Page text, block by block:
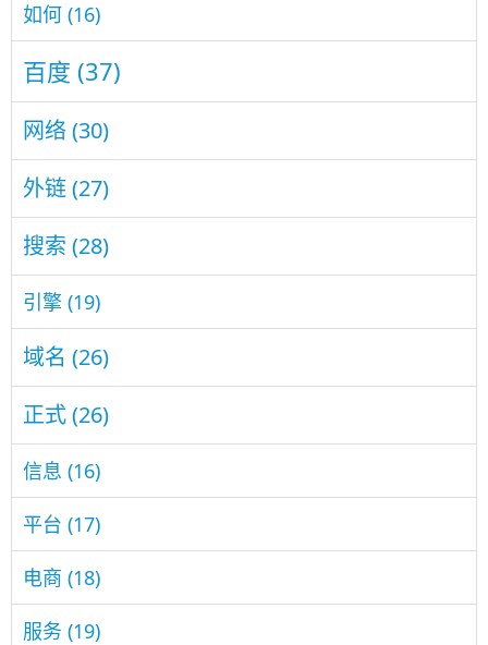
如何 (16)
百度 (37)
网络(30)
外链(27)
搜索 (28)
引擎 (19)
域名 (26)
正式(26)
信息 (16)
平台 (17)
电商 (18)
服务 (19)